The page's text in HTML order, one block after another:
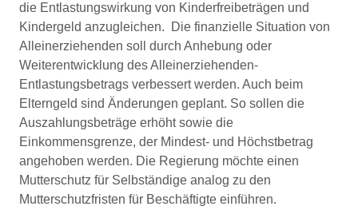
die Entlastungswirkung von Kinderfreibeträgen und
Kindergeld anzugleichen. Die finanzielle Situation von
Alleinerziehenden soll durch Anhebung oder
Weiterentwicklung des Alleinerziehenden-
Entlastungsbetrags verbessert werden. Auch beim
Elterngeld sind Änderungen geplant. So sollen die
Auszahlungsbeträge erhöht sowie die
Einkommensgrenze, der Mindest- und Höchstbetrag
angehoben werden. Die Regierung möchte einen
Mutterschutz für Selbständige analog zu den
Mutterschutzfristen für Beschäftigte einführen.